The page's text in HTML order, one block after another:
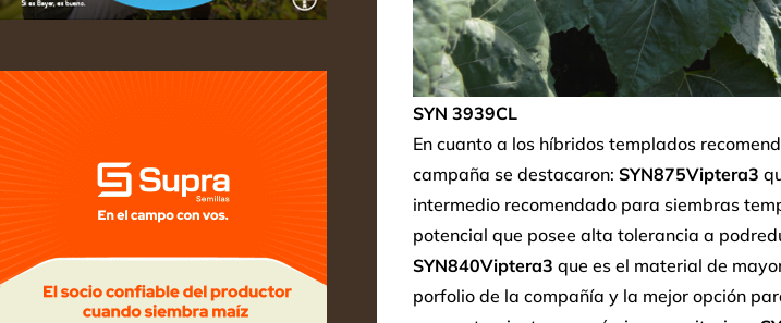
SYN 3939CL
En cuanto a los híbridos templados
campaña se destacaron: SYN875Viptera3
intermedio recomendado para siembras
potencial que posee alta tolerancia a
SYN840Viptera3 que es el material de
porfolio de la compañía y la mejor opción